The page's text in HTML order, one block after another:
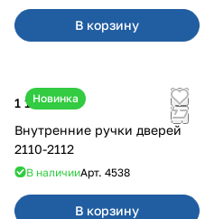
В корзину
Новинка
1 170 ₽
Внутренние ручки дверей
2110-2112
В наличииАрт. 4538
В корзину